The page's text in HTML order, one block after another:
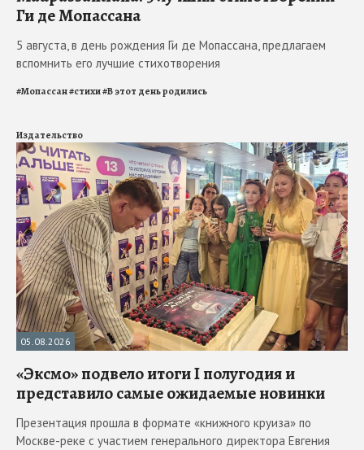
Ги де Мопассана
5 августа, в день рождения Ги де Мопассана, предлагаем
вспомнить его лучшие стихотворения
#Мопассан#стихи#В этот день родились
Издательство
05.08.2026
«Эксмо» подвело итоги I полугодия и
представило самые ожидаемые новинки
Презентация прошла в формате «книжного круиза» по
Москве-реке с участием генерального директора Евгения